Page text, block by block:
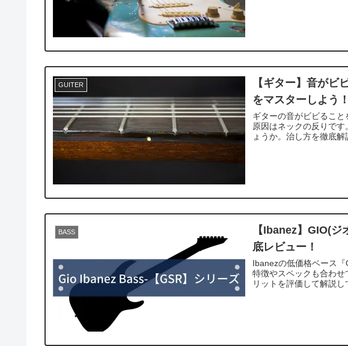
GUITER
【ギター】音がビ
をマスターしよう！
ギターの音がビビるこ
原因はネックの反りで
ょうか。治し方を徹底解
BASS
【Ibanez】GIO(
底レビュー！
Ibanezの低価格ベース
特徴やスペックも合わ
リットを評価して解説し